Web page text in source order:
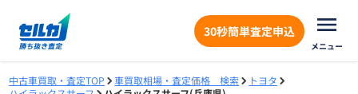
30秒簡単査定申込
メニュー
中古車買取・査定TOP 車買取相場・査定価格 検索
トヨタ